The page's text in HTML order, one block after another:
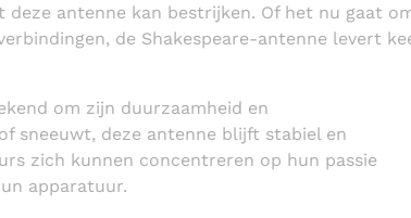
antenne kan bestrijken. Of het nu gaat
de Shakespeare-antenne levert
om zijn duurzaamheid en
sneeuwt, deze antenne blijft stabiel en
zich kunnen concentreren op hun passie
apparatuur.